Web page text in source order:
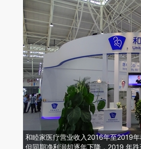
和睦家医疗营业收入2016年至2019
但同期净利润却逐年下降，2019 年